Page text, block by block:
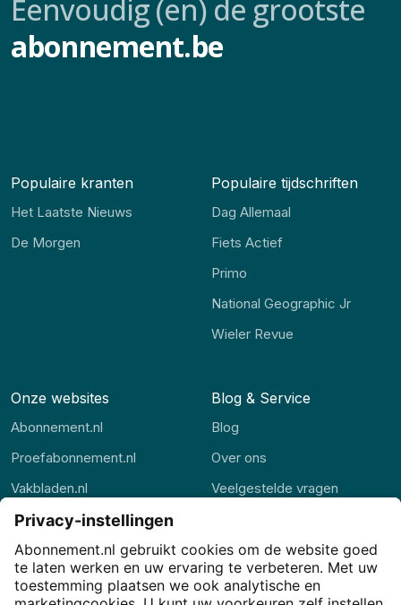
Eenvoudig (en) de grootste
abonnement.be
Populaire kranten
Het Laatste Nieuws
De Morgen
Populaire tijdschriften
Dag Allemaal
Fiets Actief
Primo
National Geographic Jr
Wieler Revue
Onze websites
Abonnement.nl
Proefabonnement.nl
Vakbladen.nl
Abonnement.be
Thuisstudie.nl
Blog & Service
Blog
Over ons
Veelgestelde vragen